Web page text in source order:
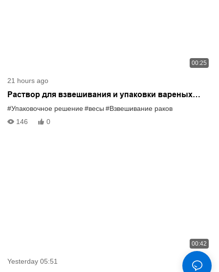
00:25
21 hours ago
Раствор для взвешивания и упаковки вареных
раков
#Упаковочное решение#весы #Взвешивание раков
146
0
00:42
Yesterday 05:51